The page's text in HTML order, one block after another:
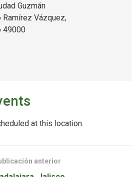
Guzmán
Vázquez,
49000
at this location.
anterior